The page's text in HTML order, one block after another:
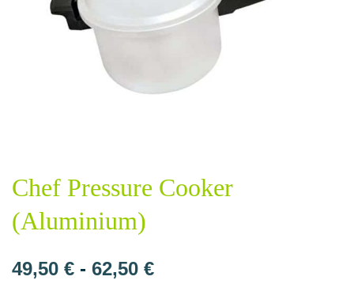
Chef Pressure Cooker
(Aluminium)
49,50 € - 62,50 €Prijsklasse: